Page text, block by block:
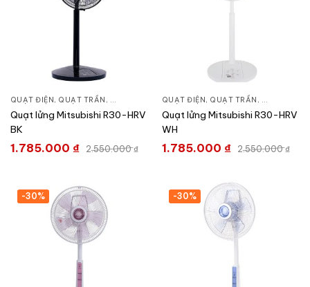
QUẠT ĐIỆN, QUẠT TRẦN , QUẠT ĐỨNG
Quạt lửng Mitsubishi R30-HRV
BK
1.785.000 ₫ 2.550.000₫
QUẠT ĐIỆN, QUẠT TRẦN , QUẠT
Quạt lửng Mitsubishi R30-HRV
WH
1.785.000 ₫ 2.550.000₫
-30% -30%